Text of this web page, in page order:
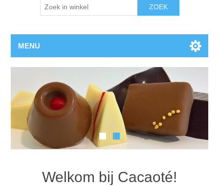
MENU
Welkom bij Cacaoté!